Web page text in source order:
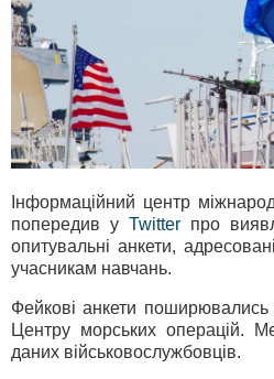
Інформаційний центр
попередив у Twitter про
опитувальні анкети,
учасникам навчань.
Фейкові анкети поширювались
Центру морських операцій.
даних військовослужбовців.